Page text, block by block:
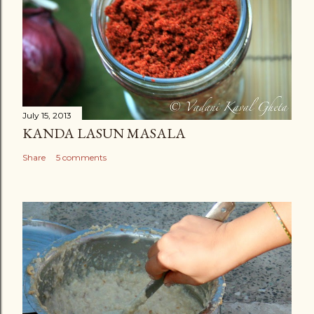
July 15, 2013
KANDA LASUN MASALA
Share 5 comments